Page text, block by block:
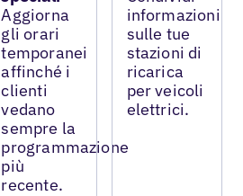
Aggiorna
gli orari
temporanei
affinché i
clienti
vedano
sempre la
programmazione
più
recente.
informazioni
sulle tue
stazioni di
ricarica
per veicoli
elettrici.